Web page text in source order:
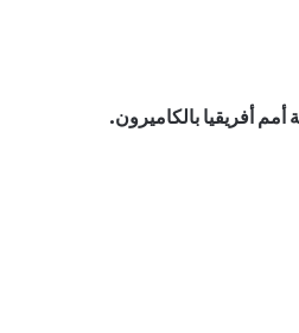
أفريقيا بالكاميرون.